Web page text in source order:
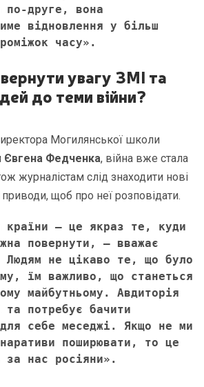
по-друге, вона
відновлення у більш
часу».
увагу ЗМІ та
до теми війни?
Могилянської школи
Євгена Федченка, війна вже стала
журналістам слід знаходити нові
приводи, щоб про неї розповідати.
країни – це якраз те, куди
повернути, – вважає
Людям не цікаво те, що було
їм важливо, що станеться
майбутньому. Авдиторія
та потребує бачити
себе меседжі. Якщо не ми
поширювати, то це
за нас росіяни».